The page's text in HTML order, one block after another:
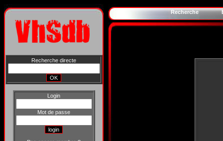
Recherche directe
Login
Mot de passe
Recherche